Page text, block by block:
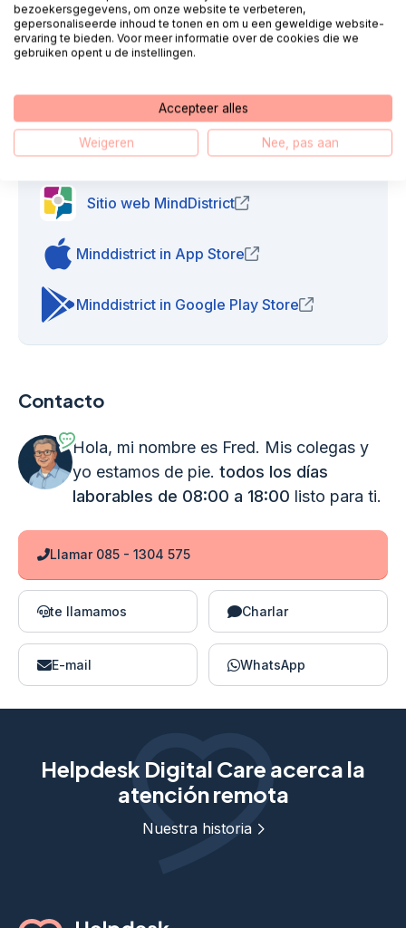
¿Cómo activo o desactivo las notificaciones de
Minddistrict?
Enlaces útiles
Sitio web MindDistrict (opens in new window)
Minddistrict in App Store (opens in new window)
Minddistrict in Google Play Store (opens in new
Contacto
Hola, mi nombre es Fred. Mis colegas y
yo estamos de pie. todos los días
laborables de 08:00 a 18:00 listo para ti.
Llamar 085 - 1304 575
te llamamos Charlar
E-mail WhatsApp
Helpdesk Digital Care acerca la
atención remota
Nuestra historia
bezoekersgegevens, om onze website te verbeteren,
gepersonaliseerde inhoud te tonen en om u een geweldige website-
ervaring te bieden. Voor meer informatie over de cookies die we
gebruiken opent u de instellingen.
Accepteer alles
Weigeren Nee, pas aan